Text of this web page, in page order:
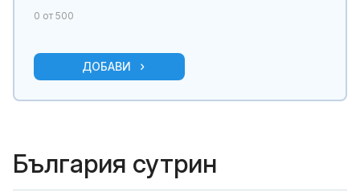
0 от 500
ДОБАВИ
България сутрин